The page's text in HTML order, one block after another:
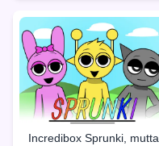
Incredibox Sprunki, mutta